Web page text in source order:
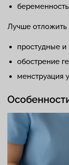
Лучше отложить
простудные
обострение
менструация